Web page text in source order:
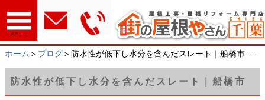
メニュー
ホーム ＞ ブログ ＞防水性が低下し水分を含んだスレート｜船橋市.....
防水性が低下し水分を含んだスレート｜船橋市